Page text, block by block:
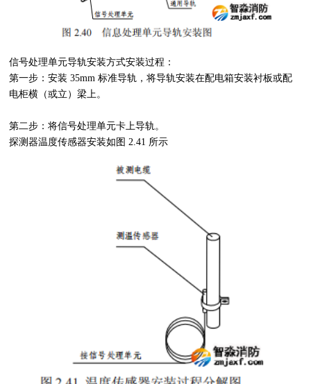
信号处理单元导轨安装方式安装过程：
第一步：安装35mm标准导轨，将导轨安装在配电箱安装衬板或配
电柜横（或立）梁上。
第二步：将信号处理单元卡上导轨。
探测器温度传感器安装如图 2.41 所示